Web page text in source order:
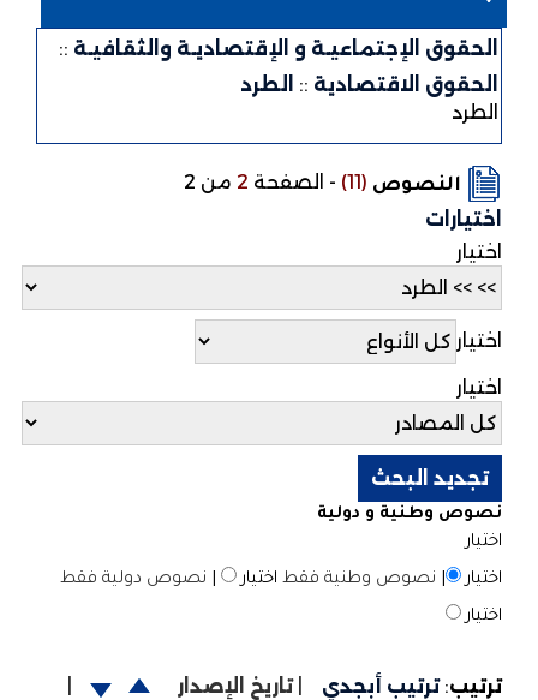
الحقوق الإجتماعيـة و الإقتصاديـة والثقافيـة ::
الحقوق الاقتصادية :: الطرد
الطرد
النصوص (11)
-الصفحة2 من 2
اختيارات
اختيار
اختيار
اختيار
نصوص وطنية و دولية
اختيار
اختيار
| نصوص وطنية فقط اختيار | نصوص دولية فقط
اختيار
ترتيب: ترتيب أبجدي | تاريخ الإصدار
|